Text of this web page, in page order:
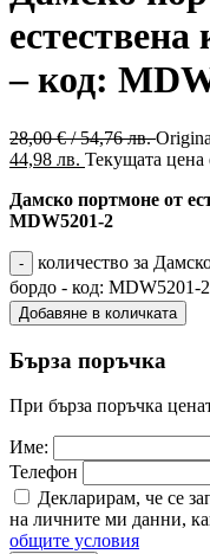
– код:
28,00€/ 54,76 лв.
44,98 лв. Текущата цена
Дамско портмоне от
MDW5201-2
количество за
бордо - код: MDW5201-2
Добавяне в количката
Бърза поръчка
При бърза поръчка
Име:
Телефон
Декларирам, че се
на личните ми данни,
общите условия